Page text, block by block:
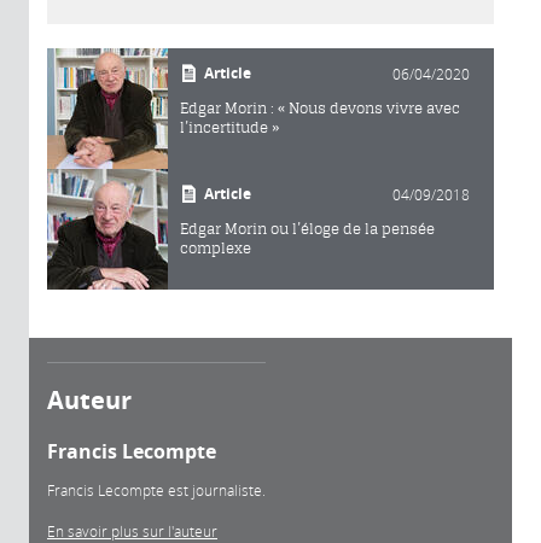
Article 06/04/2020
Edgar Morin : « Nous devons vivre avec
l’incertitude »
Article 04/09/2018
Edgar Morin ou l’éloge de la pensée
complexe
Auteur
Francis Lecompte
Francis Lecompte est journaliste.
En savoir plus sur l'auteur